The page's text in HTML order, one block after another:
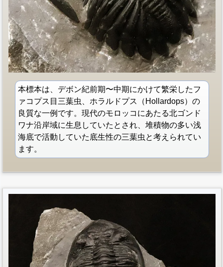
本標本は、デボン紀前期〜中期にかけて繁栄したフ
ァコプス目三葉虫、ホラルドプス（Hollardops）の
良質な一例です。現代のモロッコにあたる北ゴンド
ワナ沿岸域に生息していたとされ、堆積物の多い浅
海底で活動していた底生性の三葉虫と考えられてい
ます。